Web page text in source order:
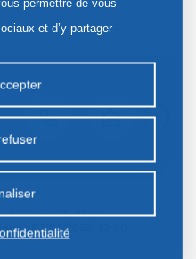
+
:02/01/2025, 12:50
jour :02/01/2025, 12:50
et d’y partager
notre site ou ceux de
non classés